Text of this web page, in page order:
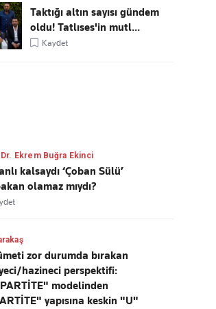
Taktığı altın sayısı gündem
oldu! Tatlıses'in mutl...
Kaydet
Ekrem Buğra Ekinci
kalsaydı ‘Çoban Sülü’
olamaz mıydı?
zor durumda bırakan
hazineci perspektifi:
modelinden
yapısına keskin "U"